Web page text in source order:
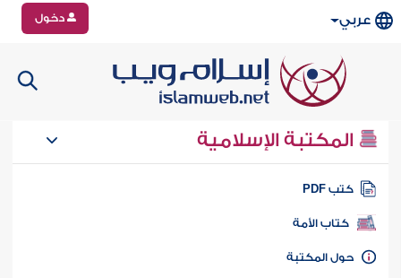
عربي دخول
المكتبة الإسلامية
كتب PDF
كتاب الأمة